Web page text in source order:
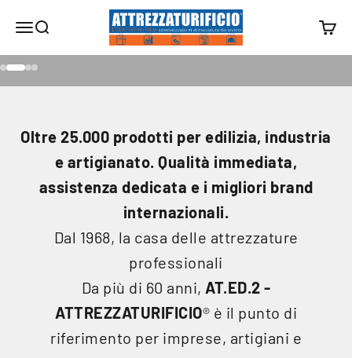
Vai al contenuto
MenùCerca
Attrezzaturificio
Oltre 25.000 prodotti per edilizia, industria
e artigianato. Qualità immediata,
assistenza dedicata e i migliori brand
internazionali.
Dal 1968, la casa delle attrezzature
professionali
Da più di 60 anni, AT.ED.2 -
ATTREZZATURIFICIO® è il punto di
riferimento per imprese, artigiani e